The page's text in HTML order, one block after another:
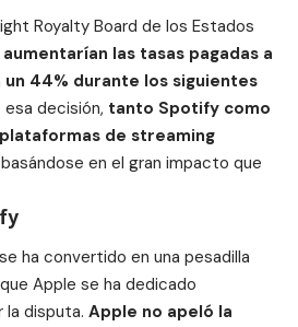
Royalty Board de los Estados
las tasas pagadas a
44% durante los siguientes
esa decisión, tanto Spotify como
de streaming
en el gran impacto que
ha convertido en una pesadilla
Apple se ha dedicado
la disputa. Apple no apeló la